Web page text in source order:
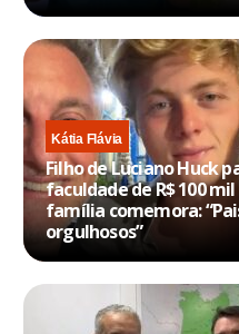
Kátia Flávia
Filho de Luciano Huck
faculdade de R$ 100
família comemora:
orgulhosos”